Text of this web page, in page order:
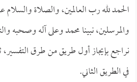
الحمد لله رب العالمين، والصلاة والسلام
والمرسلين، نبينا محمد وعلى آله وصحبه
نراجع بإيجاز أول طريق من طرق
في الطريق الثاني.